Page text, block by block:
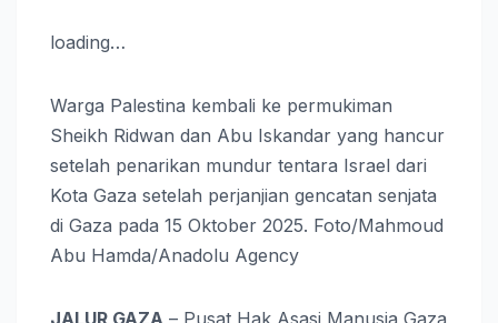
loading…
Warga Palestina kembali ke permukiman
Sheikh Ridwan dan Abu Iskandar yang hancur
setelah penarikan mundur tentara Israel dari
Kota Gaza setelah perjanjian gencatan senjata
di Gaza pada 15 Oktober 2025. Foto/Mahmoud
Abu Hamda/Anadolu Agency
JALUR GAZA – Pusat Hak Asasi Manusia Gaza